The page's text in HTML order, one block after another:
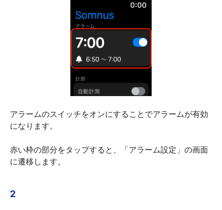
アラームのスイッチをオンにすることでアラームが有効
になります。
赤い枠の部分をタップすると、「アラーム設定」の画面
に遷移します。
2